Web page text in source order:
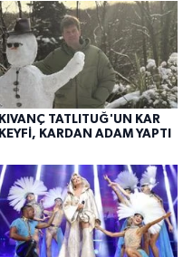
KIVANÇ TATLITUĞ'UN KAR
KEYFİ, KARDAN ADAM YAPTI